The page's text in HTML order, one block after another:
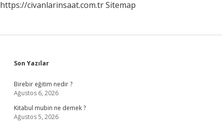
https://civanlarinsaat.com.trSitemap
Sidebar
Son Yazılar
Birebir eğitim nedir ?
Ağustos 6, 2026
Kitabul mubin ne demek ?
Ağustos 5, 2026